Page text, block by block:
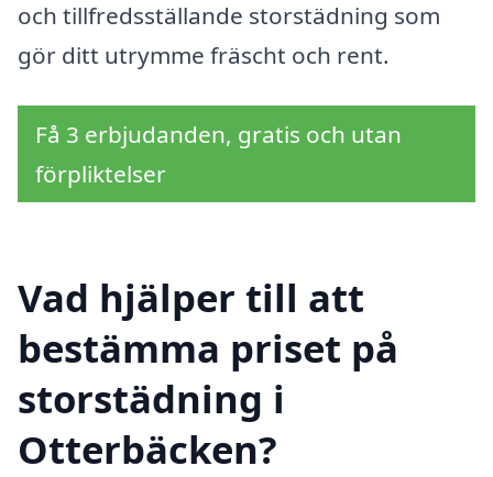
och tillfredsställande storstädning som
gör ditt utrymme fräscht och rent.
Få 3 erbjudanden, gratis och utan
förpliktelser
Vad hjälper till att
bestämma priset på
storstädning i
Otterbäcken?